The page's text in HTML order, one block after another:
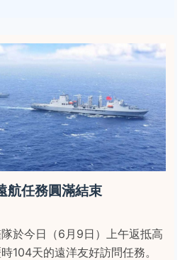
航任務圓滿結束
於今日（6月9日）上午返抵高
104天的遠洋友好訪問任務。